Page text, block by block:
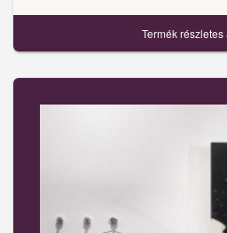
Termék részletes